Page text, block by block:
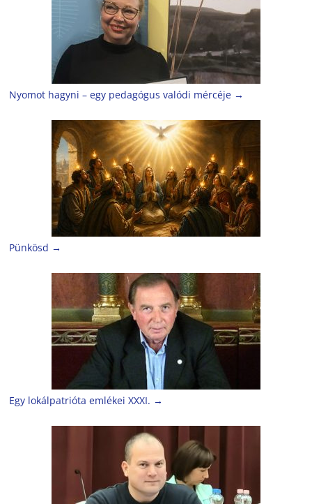
Nyomot hagyni – egy pedagógus valódi mércéje →
Pünkösd →
Egy lokálpatrióta emlékei XXXI. →